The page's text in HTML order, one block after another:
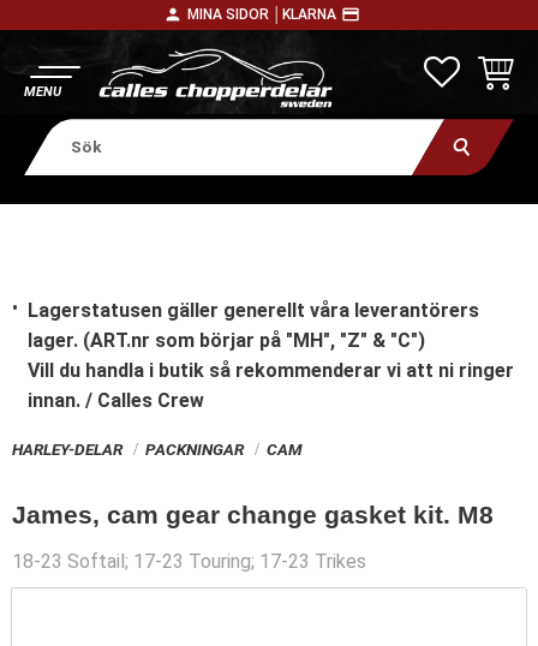
person MINA SIDOR │ KLARNA payment
Lagerstatusen gäller generellt våra leverantörers
lager. (ART.nr som börjar på "MH", "Z" & "C")
Vill du handla i butik så rekommenderar vi att ni ringer
innan. / Calles Crew
HARLEY-DELAR PACKNINGAR CAM
James, cam gear change gasket kit. M8
18-23 Softail; 17-23 Touring; 17-23 Trikes